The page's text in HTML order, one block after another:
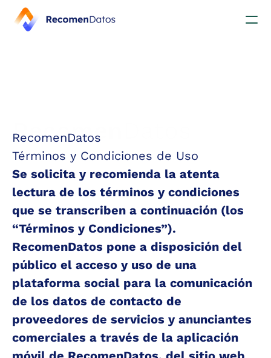
Recomen
RecomenDatos
Términos y Condiciones de Uso
Se solicita y recomienda la atenta
lectura de los términos y condiciones
que se transcriben a continuación (los
“Términos y Condiciones”).
RecomenDatos pone a disposición del
público el acceso y uso de una
plataforma social para la comunicación
de los datos de contacto de
proveedores de servicios y anunciantes
comerciales a través de la aplicación